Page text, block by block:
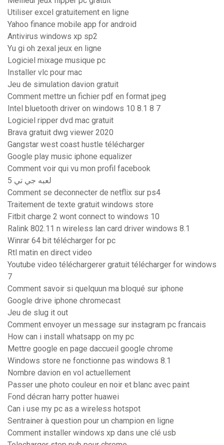
Utiliser excel gratuitement en ligne
Yahoo finance mobile app for android
Antivirus windows xp sp2
Yu gi oh zexal jeux en ligne
Logiciel mixage musique pc
Installer vlc pour mac
Jeu de simulation davion gratuit
Comment mettre un fichier pdf en format jpeg
Intel bluetooth driver on windows 10 8.1 8 7
Logiciel ripper dvd mac gratuit
Brava gratuit dwg viewer 2020
Gangstar west coast hustle télécharger
Google play music iphone equalizer
Comment voir qui vu mon profil facebook
لعبه جي تي 5
Comment se deconnecter de netflix sur ps4
Traitement de texte gratuit windows store
Fitbit charge 2 wont connect to windows 10
Ralink 802.11 n wireless lan card driver windows 8.1
Winrar 64 bit télécharger for pc
Rtl matin en direct video
Youtube video téléchargerer gratuit télécharger for windows
7
Comment savoir si quelquun ma bloqué sur iphone
Google drive iphone chromecast
Jeu de slug it out
Comment envoyer un message sur instagram pc francais
How can i install whatsapp on my pc
Mettre google en page daccueil google chrome
Windows store ne fonctionne pas windows 8.1
Nombre davion en vol actuellement
Passer une photo couleur en noir et blanc avec paint
Fond décran harry potter huawei
Can i use my pc as a wireless hotspot
Sentrainer à question pour un champion en ligne
Comment installer windows xp dans une clé usb